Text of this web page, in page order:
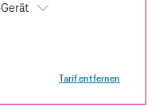
Tarif entfernen